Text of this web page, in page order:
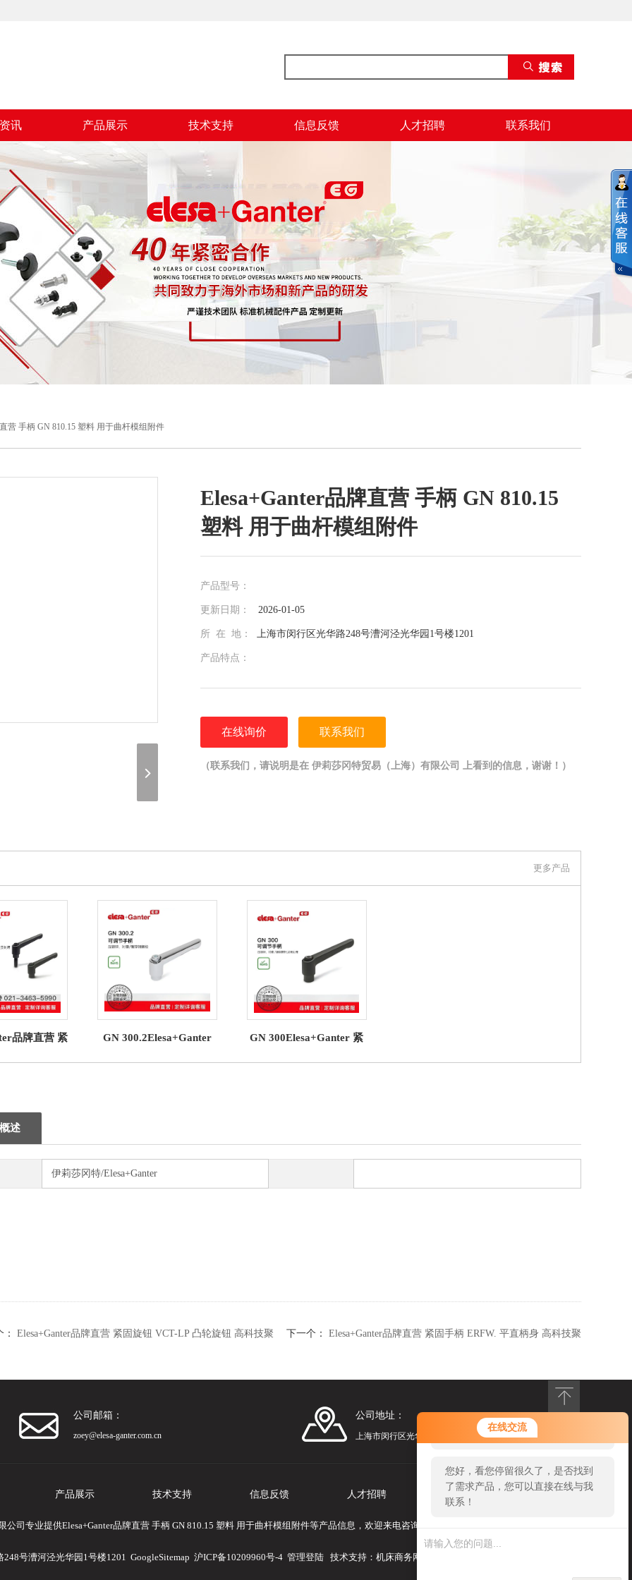
在线交流
您好！欢迎前来咨询，很高兴为您
服务，请问您要咨询什么问题呢？
您好，看您停留很久了，是否找到
了需求产品，您可以直接在线与我
联系！
讯 产品展示 技术支持 信息反馈 人才招聘 联系我们
营 手柄 GN 810.15 塑料 用于曲杆模组附件
Elesa+Ganter品牌直营 手柄 GN 810.15
塑料 用于曲杆模组附件
产品型号：
更新日期： 2026-01-05
所 在 地： 上海市闵行区光华路248号漕河泾光华园1号楼1201
产品特点：
在线询价 联系我们
（联系我们，请说明是在 伊莉莎冈特贸易（上海）有限公司 上看到的信息，谢谢！）
更多产品
品牌直营 紧
锌（1）
GN 300.2Elesa+Ganter
GN 300Elesa+Ganter 紧
锌（4）
述
伊莉莎冈特/Elesa+Ganter
Elesa+Ganter品牌直营 紧固旋钮 VCT-LP 凸轮旋钮 高科技聚 下一个：
Elesa+Ganter品牌直营 紧固手柄 ERFW. 平直柄身 高科技聚
公司邮箱：
zoey@elesa-ganter.com.cn
公司地址：
上海市闵行区光华路248号漕河泾光华园1号楼1201
产品展示 技术支持 信息反馈 人才招聘 联系我们
司专业提供Elesa+Ganter品牌直营 手柄 GN 810.15 塑料 用于曲杆模组附件等产品信息，欢迎来电咨询！
号漕河泾光华园1号楼1201 GoogleSitemap 沪ICP备10209960号-4 管理登陆 技术支持： 机床商务网